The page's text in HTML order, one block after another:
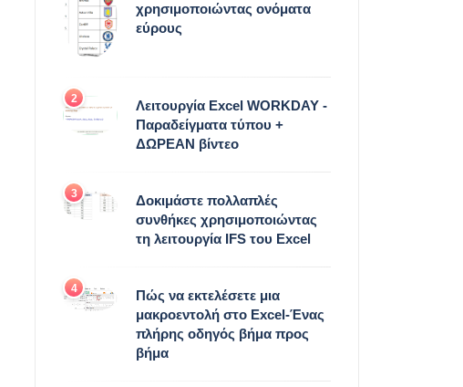
χρησιμοποιώντας ονόματα
εύρους
2
Λειτουργία Excel WORKDAY -
Παραδείγματα τύπου +
ΔΩΡΕΑΝ βίντεο
3
Δοκιμάστε πολλαπλές
συνθήκες χρησιμοποιώντας
τη λειτουργία IFS του Excel
4
Πώς να εκτελέσετε μια
μακροεντολή στο Excel-Ένας
πλήρης οδηγός βήμα προς
βήμα